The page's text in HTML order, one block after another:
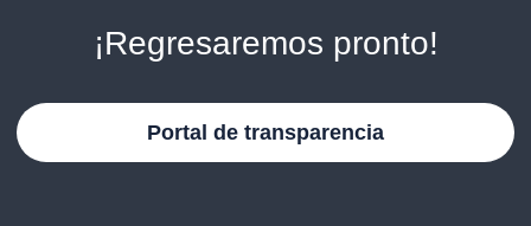
¡Regresaremos pronto!
Portal de transparencia